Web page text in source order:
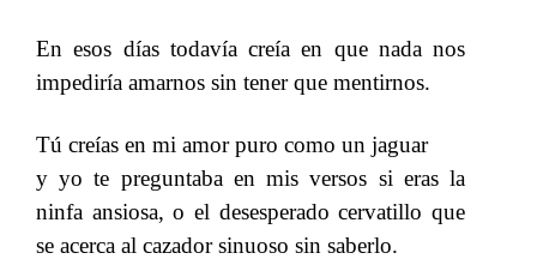
En esos días todavía creía en que nada nos
impediría amarnos sin tener que mentirnos.
Tú creías en mi amor puro como un jaguar
y yo te preguntaba en mis versos si eras la
ninfa ansiosa, o el desesperado cervatillo que
se acerca al cazador sinuoso sin saberlo.